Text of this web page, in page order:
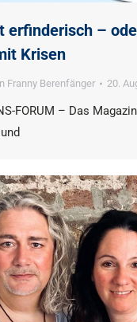
erfinderisch –
Krisen
Franny Berenfänger 20.
FORUM – Das